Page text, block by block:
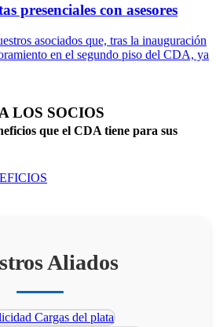
presenciales con asesores
asociados que, tras la inauguración
en el segundo piso del CDA, ya
LOS SOCIOS
que el CDA tiene para sus
Aliados